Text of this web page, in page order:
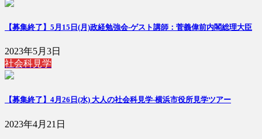
【募集終了】5月15日(月)政経勉強会-ゲスト講師：菅義偉前内閣総理大臣
2023年5月3日
社会科見学
【募集終了】4月26日(水) 大人の社会科見学-横浜市役所見学ツアー
2023年4月21日